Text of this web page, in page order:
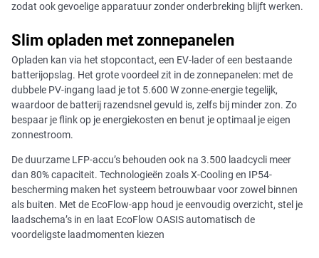
zodat ook gevoelige apparatuur zonder onderbreking blijft werken.
Slim opladen met zonnepanelen
Opladen kan via het stopcontact, een EV-lader of een bestaande
batterijopslag. Het grote voordeel zit in de zonnepanelen: met de
dubbele PV-ingang laad je tot 5.600 W zonne-energie tegelijk,
waardoor de batterij razendsnel gevuld is, zelfs bij minder zon. Zo
bespaar je flink op je energiekosten en benut je optimaal je eigen
zonnestroom.
De duurzame LFP-accu’s behouden ook na 3.500 laadcycli meer
dan 80% capaciteit. Technologieën zoals X-Cooling en IP54-
bescherming maken het systeem betrouwbaar voor zowel binnen
als buiten. Met de EcoFlow-app houd je eenvoudig overzicht, stel je
laadschema’s in en laat EcoFlow OASIS automatisch de
voordeligste laadmomenten kiezen